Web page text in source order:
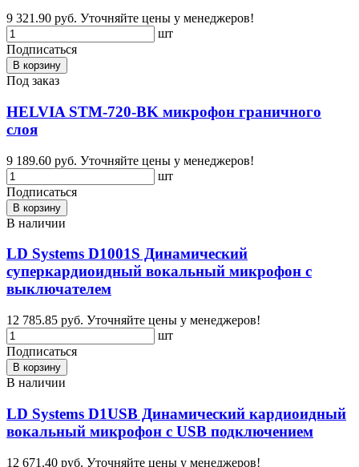
9 321.90 руб. Уточняйте цены у менеджеров!
шт
Подписаться
В корзину
Под заказ
HELVIA STM-720-BK микрофон граничного
слоя
9 189.60 руб. Уточняйте цены у менеджеров!
шт
Подписаться
В корзину
В наличии
LD Systems D1001S Динамический
суперкардиоидный вокальный микрофон с
выключателем
12 785.85 руб. Уточняйте цены у менеджеров!
шт
Подписаться
В корзину
В наличии
LD Systems D1USB Динамический кардиоидный
вокальный микрофон с USB подключением
12 671.40 руб. Уточняйте цены у менеджеров!